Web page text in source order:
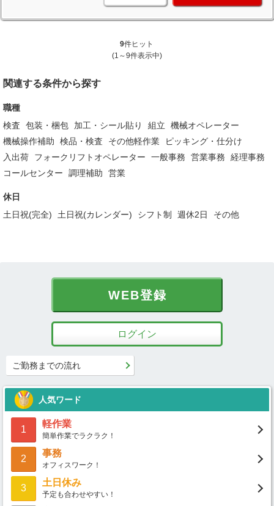
9件ヒット
(1～9件表示中)
関連する条件から探す
職種
検査
包装・梱包 加工・シール貼り 組立
機械オペレーター
機械操作補助
検品・検査 その他軽作業
ピッキング・仕分け
入出荷
フォークリフトオペレーター 一般事務 営業事務
経理事務
コールセンター
調理補助 営業
休日
土日祝(完全)
土日祝(カレンダー) シフト制 週休2日 その他
WEB登録
ログイン
ご勤務までの流れ
人気ワード
1
軽作業
簡単作業でラクラク！
2
事務
オフィスワーク！
3
土日休み
予定も合わせやすい！